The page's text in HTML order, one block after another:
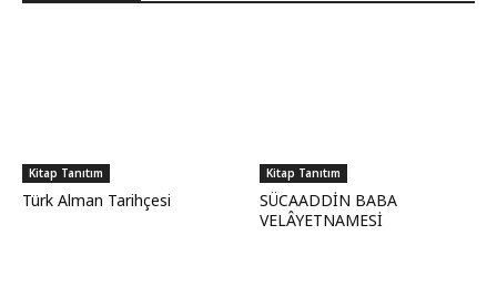
Kitap Tanıtım
Türk Alman Tarihçesi
Kitap Tanıtım
SÜCAADDİN BABA
VELÂYETNAMESİ